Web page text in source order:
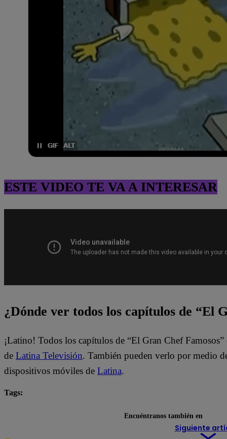
ESTE VIDEO TE VA A INTERESAR
¿Dónde ver todos los capítulos de “El
¡Latino! Todos los capítulos de “El Gran Chef
de Latina Televisión. También pueden verlo por medio
dispositivos móviles de Latina.
Tags:
Siguiente
Encuéntranos también en